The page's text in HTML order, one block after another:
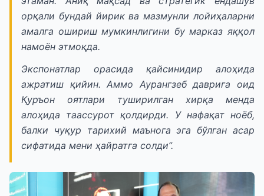
орқали бундай йирик ва мазмунли лойиҳаларни
амалга ошириш мумкинлигини бу марказ яққол
намоён этмоқда.
Экспонатлар орасида қайсинидир алоҳида
ажратиш қийин. Аммо Аурангзеб даврига оид
Қуръон оятлари туширилган хирқа менда
алоҳида таассурот қолдирди. У нафақат ноёб,
балки чуқур тарихий маънога эга бўлган асар
сифатида мени ҳайратга солди”.